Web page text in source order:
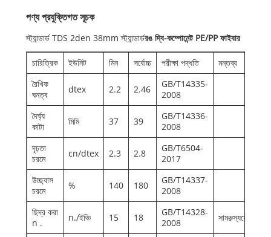
পণ্য প্রযুক্তিগত সূচক
স্ট্যান্ডার্ড TDS 2den 38mm স্ট্যান্ডার্ডরঙ দ্বি-কম্পোনেন্ট PE/PP ফাইবার
চারিত্রিক ইউনিট মিন সর্বোচ্চ পরীক্ষা পদ্ধতি
মন্তব্য
রৈখিক
ঘনত্ব
dtex 2.2 2.46
GB/T14335-
2008
দৈর্ঘ্য
কাটা
মিমি 37 39
GB/T14336-
2008
দৃঢ়তা
চরমে
cn/dtex 2.3 2.8
GB/T6504-
2017
উচ্ছ্বাস
চরমে
% 140 180
GB/T14337-
2008
ছিদ্র করা
n .
n./ইঞ্চি 15 18
GB/T14328-
2008
সামঞ্জস্যযোগ্য